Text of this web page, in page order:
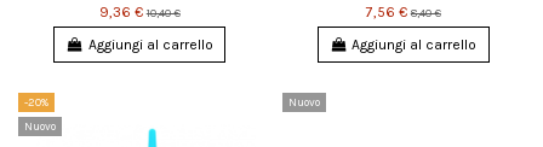
9,36 € 10,40 €
Aggiungi al carrello
7,56 € 8,40 €
Aggiungi al carrello
-20%
Nuovo
Nuovo